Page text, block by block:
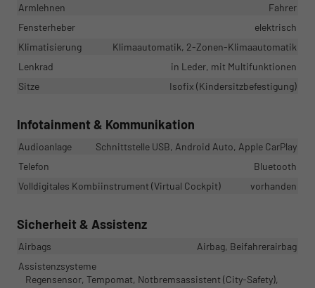
Armlehnen
Fahrer
Fensterheber
elektrisch
Klimatisierung
Klimaautomatik, 2-Zonen-Klimaautomatik
Lenkrad
in Leder, mit Multifunktionen
Sitze
Isofix (Kindersitzbefestigung)
Infotainment & Kommunikation
Audioanlage
Schnittstelle USB, Android Auto, Apple CarPlay
Telefon
Bluetooth
Volldigitales Kombiinstrument (Virtual Cockpit)
vorhanden
Sicherheit & Assistenz
Airbags
Airbag, Beifahrerairbag
Assistenzsysteme
Regensensor, Tempomat, Notbremsassistent (City-Safety),